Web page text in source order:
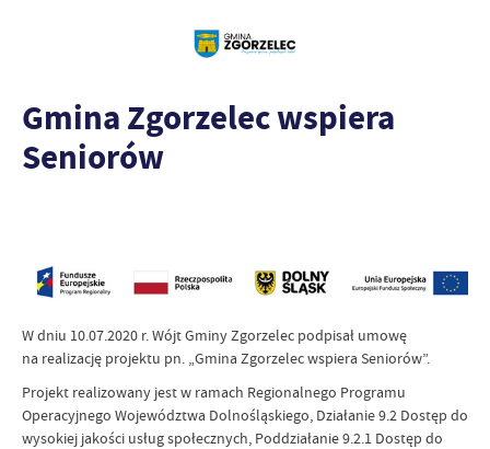
Gmina Zgorzelec wspiera
Seniorów
W dniu 10.07.2020 r. Wójt Gminy Zgorzelec podpisał umowę
na realizację projektu pn. „Gmina Zgorzelec wspiera Seniorów”.
Projekt realizowany jest w ramach Regionalnego Programu
Operacyjnego Województwa Dolnośląskiego, Działanie 9.2 Dostęp do
wysokiej jakości usług społecznych, Poddziałanie 9.2.1 Dostęp do